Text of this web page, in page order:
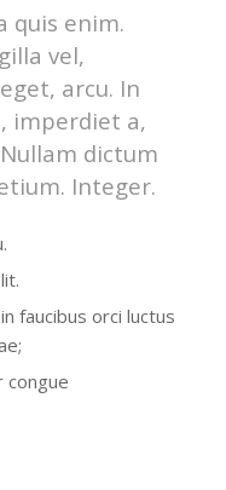
quis enim.
vel,
arcu. In
imperdiet a,
dictum
Integer.
faucibus orci luctus
congue